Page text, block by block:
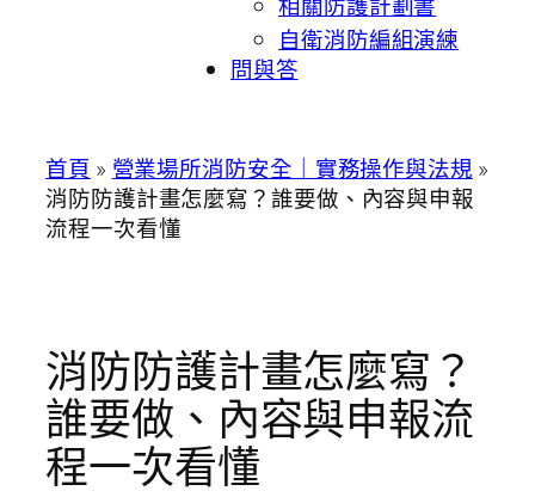
自衛消防編組演練
問與答
首頁 » 營業場所消防安全｜實務操作與法規 »
消防防護計畫怎麼寫？誰要做、內容與申報
流程一次看懂
消防防護計畫怎麼寫？
誰要做、內容與申報流
程一次看懂